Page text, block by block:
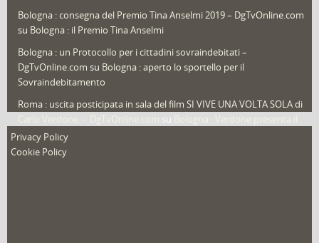
Video (archivio) (263)
Bologna : consegna del Premio Tina Anselmi 2019 – DgTvOnline.com
su Bologna : il Premio Tina Anselmi
Bologna : un Protocollo per i cittadini sovraindebitati –
DgTvOnline.com su Bologna : aperto lo sportello per il
Sovraindebitamento
Roma : uscita posticipata in sala del film SI VIVE UNA VOLTA SOLA di
su
nuovo film
Privacy Policy
Cookie Policy